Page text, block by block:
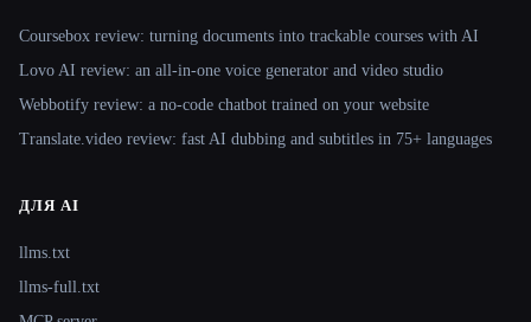
Coursebox review: turning documents into trackable courses with AI
Lovo AI review: an all-in-one voice generator and video studio
Webbotify review: a no-code chatbot trained on your website
Translate.video review: fast AI dubbing and subtitles in 75+ languages
ДЛЯ AI
llms.txt
llms-full.txt